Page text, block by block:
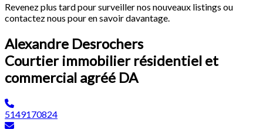
Revenez plus tard pour surveiller nos nouveaux listings ou
contactez nous pour en savoir davantage.
Alexandre Desrochers
Courtier immobilier résidentiel et
commercial agréé DA
5149170824